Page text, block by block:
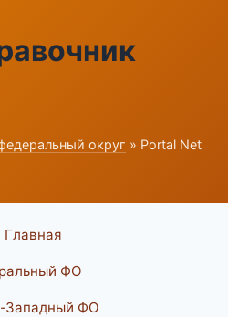
округ » Portal Net
Главная
ФО
Западный ФО